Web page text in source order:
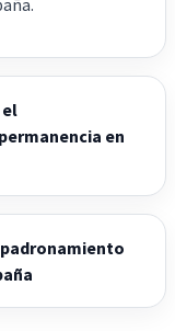
el
en